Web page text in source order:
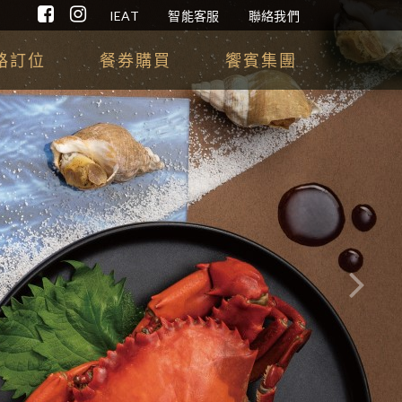
IEAT 智能客服 聯絡我們
訂位 餐券購買 饗賓集團